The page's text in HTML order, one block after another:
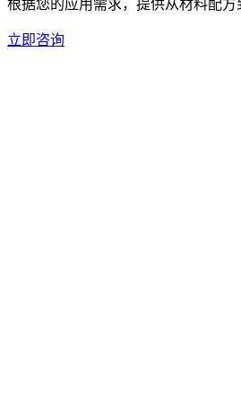
根据您的应用需求，提供从材料配
立即咨询